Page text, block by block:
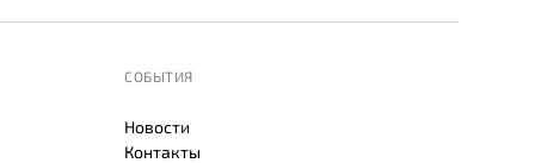
СОБЫТИЯ
Новости
Контакты